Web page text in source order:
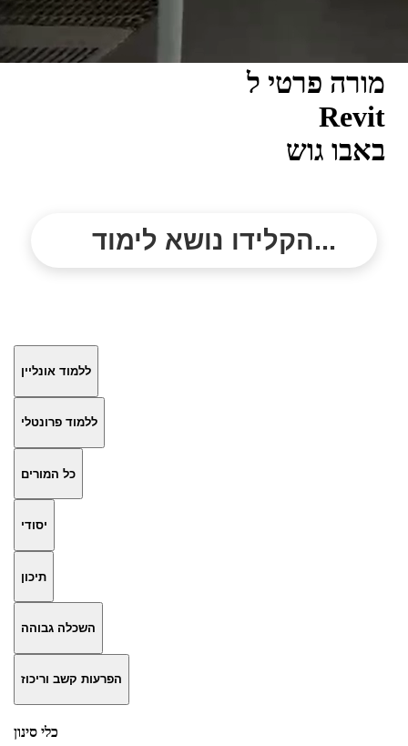
מורה פרטי ל
Revit
באבו גוש
הקלידו נושא לימוד...
ללמוד אונליין
ללמוד פרונטלי
כל המורים
יסודי
תיכון
השכלה גבוהה
הפרעות קשב וריכוז
כלי סינון